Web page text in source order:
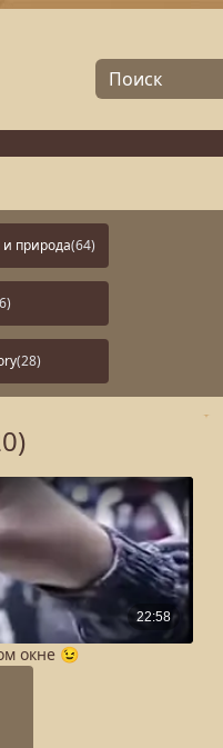
природа(64)
(28)
окне 😉